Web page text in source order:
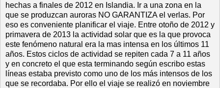
hechas a finales de 2012 en Islandia. Ir a una zona en la
que se produzcan auroras NO GARANTIZA el verlas. Por
eso es conveniente planificar el viaje. Entre otoño de 2012 y
primavera de 2013 la actividad solar que es la que provoca
este fenómeno natural era la mas intensa en los últimos 11
años. Estos ciclos de actividad se repiten cada 7 a 11 años
y en concreto el que esta terminando según escribo estas
líneas estaba previsto como uno de los más intensos de los
que se recordaba. Por ello el viaje se realizó en noviembre